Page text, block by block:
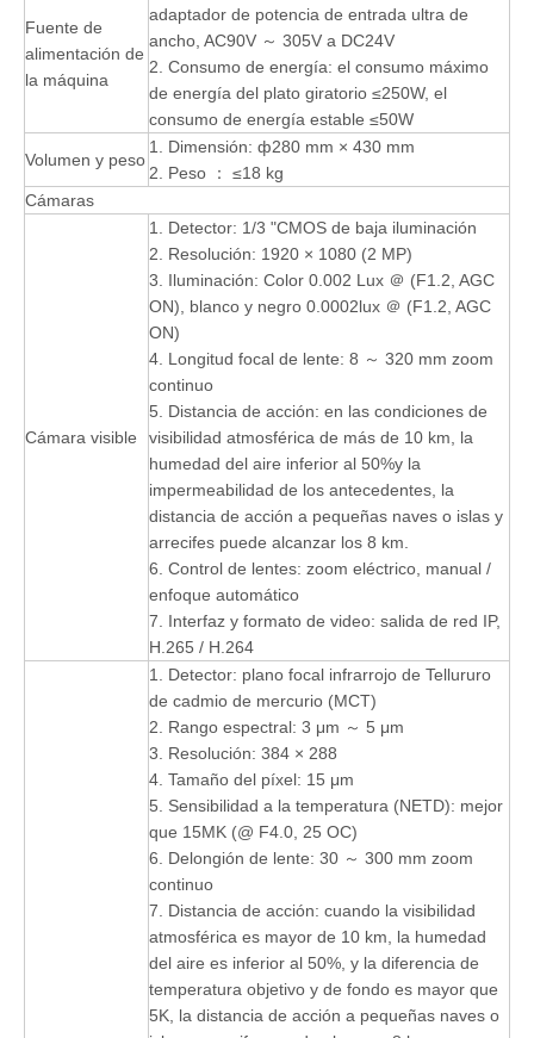
Fuente de
alimentación de
la máquina
adaptador de potencia de entrada ultra de
ancho, AC90V ～ 305V a DC24V
2. Consumo de energía: el consumo máximo
de energía del plato giratorio ≤250W, el
consumo de energía estable ≤50W
Volumen y peso
1. Dimensión: ф280 mm × 430 mm
2. Peso ： ≤18 kg
Cámaras
Cámara visible
1. Detector: 1/3 "CMOS de baja iluminación
2. Resolución: 1920 × 1080 (2 MP)
3. Iluminación: Color 0.002 Lux ＠ (F1.2, AGC
ON), blanco y negro 0.0002lux ＠ (F1.2, AGC
ON)
4. Longitud focal de lente: 8 ～ 320 mm zoom
continuo
5. Distancia de acción: en las condiciones de
visibilidad atmosférica de más de 10 km, la
humedad del aire inferior al 50%y la
impermeabilidad de los antecedentes, la
distancia de acción a pequeñas naves o islas y
arrecifes puede alcanzar los 8 km.
6. Control de lentes: zoom eléctrico, manual /
enfoque automático
7. Interfaz y formato de video: salida de red IP,
H.265 / H.264
1. Detector: plano focal infrarrojo de Tellururo
de cadmio de mercurio (MCT)
2. Rango espectral: 3 μm ～ 5 μm
3. Resolución: 384 × 288
4. Tamaño del píxel: 15 μm
5. Sensibilidad a la temperatura (NETD): mejor
que 15MK (@ F4.0, 25 OC)
6. Delongión de lente: 30 ～ 300 mm zoom
continuo
7. Distancia de acción: cuando la visibilidad
atmosférica es mayor de 10 km, la humedad
del aire es inferior al 50%, y la diferencia de
temperatura objetivo y de fondo es mayor que
5K, la distancia de acción a pequeñas naves o